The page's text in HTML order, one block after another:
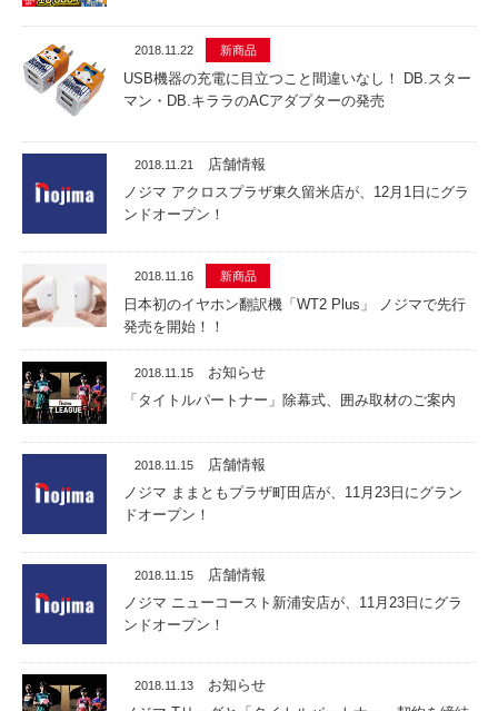
2018.11.22 新商品
USB機器の充電に目立つこと間違いなし！ DB.スター
マン・DB.キララのACアダプターの発売
2018.11.21
店舗情報
ノジマ アクロスプラザ東久留米店が、12月1日にグラ
ンドオープン！
2018.11.16 新商品
日本初のイヤホン翻訳機「WT2 Plus」 ノジマで先行
発売を開始！！
2018.11.15
お知らせ
「タイトルパートナー」除幕式、囲み取材のご案内
2018.11.15
店舗情報
ノジマ ままともプラザ町田店が、11月23日にグラン
ドオープン！
2018.11.15
店舗情報
ノジマ ニューコースト新浦安店が、11月23日にグラ
ンドオープン！
2018.11.13
お知らせ